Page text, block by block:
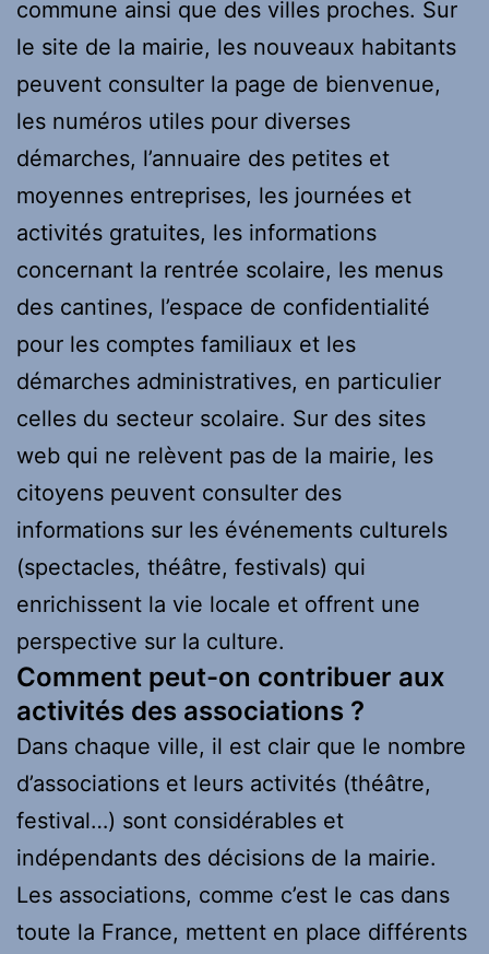
commune ainsi que des villes proches. Sur
le site de la mairie, les nouveaux habitants
peuvent consulter la page de bienvenue,
les numéros utiles pour diverses
démarches, l’annuaire des petites et
moyennes entreprises, les journées et
activités gratuites, les informations
concernant la rentrée scolaire, les menus
des cantines, l’espace de confidentialité
pour les comptes familiaux et les
démarches administratives, en particulier
celles du secteur scolaire. Sur des sites
web qui ne relèvent pas de la mairie, les
citoyens peuvent consulter des
informations sur les événements culturels
(spectacles, théâtre, festivals) qui
enrichissent la vie locale et offrent une
perspective sur la culture.
Comment peut-on contribuer aux
activités des associations ?
Dans chaque ville, il est clair que le nombre
d’associations et leurs activités (théâtre,
festival…) sont considérables et
indépendants des décisions de la mairie.
Les associations, comme c’est le cas dans
toute la France, mettent en place différents